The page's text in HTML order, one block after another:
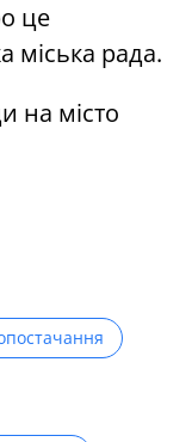
це
міська рада.
на місто